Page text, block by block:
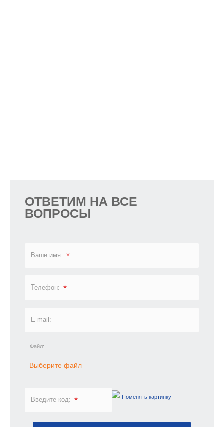
ОТВЕТИМ НА ВСЕ
ВОПРОСЫ
Ваше имя: *
Телефон: *
E-mail:
Файл:
Выберите файл
Введите код: * Поменять картинку